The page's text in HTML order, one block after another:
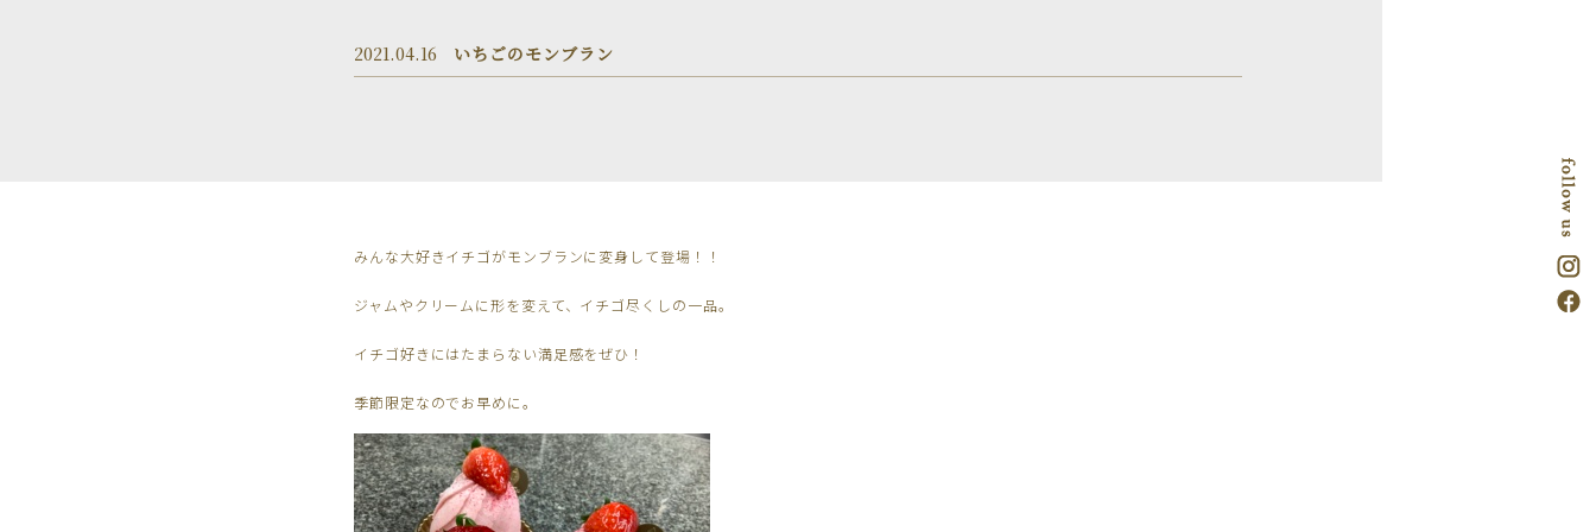
2021.04.16 いちごのモンブラン
みんな大好きイチゴがモンブランに変身して登場！！
ジャムやクリームに形を変えて、イチゴ尽くしの一品。
イチゴ好きにはたまらない満足感をぜひ！
季節限定なのでお早めに。